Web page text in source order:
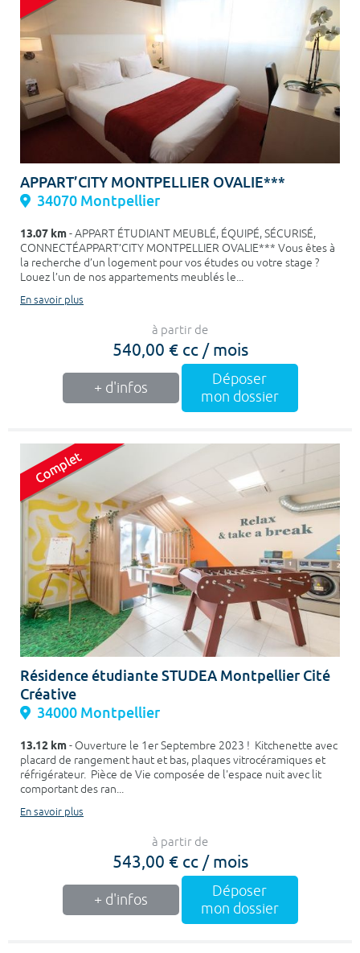
APPART’CITY MONTPELLIER OVALIE***
34070 Montpellier
13.07 km- APPART ÉTUDIANT MEUBLÉ, ÉQUIPÉ, SÉCURISÉ,
CONNECTÉAPPART’CITY MONTPELLIER OVALIE*** Vous êtes à
la recherche d’un logement pour vos études ou votre stage ?
Louez l’un de nos appartements meublés le...
En savoir plus
à partir de
540,00 € cc / mois
+ d'infos
Déposer
mon dossier
Résidence étudiante STUDEA Montpellier Cité
Créative
34000 Montpellier
13.12 km- Ouverture le 1er Septembre 2023 ! Kitchenette avec
placard de rangement haut et bas, plaques vitrocéramiques et
réfrigérateur. Pièce de Vie composée de l'espace nuit avec lit
comportant des ran...
En savoir plus
à partir de
543,00 € cc / mois
+ d'infos
Déposer
mon dossier